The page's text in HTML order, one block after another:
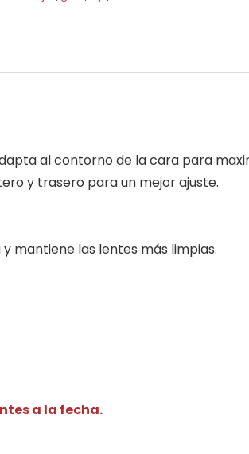
al contorno de la cara para
y trasero para un mejor ajuste.
mantiene las lentes más limpias.
a la fecha.